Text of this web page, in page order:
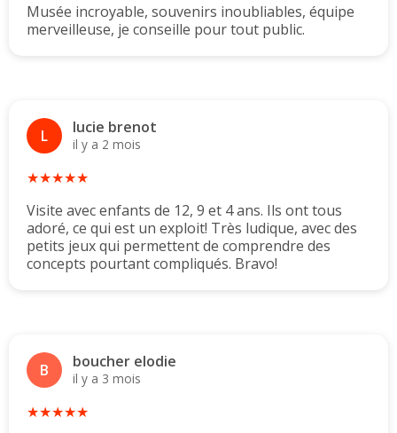
Musée incroyable, souvenirs inoubliables, équipe
merveilleuse, je conseille pour tout public.
L lucie brenot
il y a 2 mois
★★★★★
Visite avec enfants de 12, 9 et 4 ans. Ils ont tous
adoré, ce qui est un exploit! Très ludique, avec des
petits jeux qui permettent de comprendre des
concepts pourtant compliqués. Bravo!
B boucher elodie
il y a 3 mois
★★★★★